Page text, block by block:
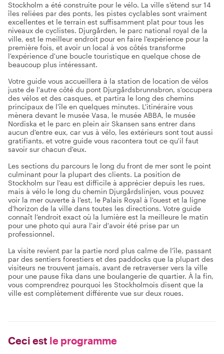
Stockholm a été construite pour le vélo. La ville s'étend sur 14
îles reliées par des ponts, les pistes cyclables sont vraiment
excellentes et le terrain est suffisamment plat pour tous les
niveaux de cyclistes. Djurgården, le parc national royal de la
ville, est le meilleur endroit pour en faire l'expérience pour la
première fois, et avoir un local à vos côtés transforme
l'expérience d'une boucle touristique en quelque chose de
beaucoup plus intéressant.
Votre guide vous accueillera à la station de location de vélos
juste de l'autre côté du pont Djurgårdsbrunnsbron, s'occupera
des vélos et des casques, et partira le long des chemins
principaux de l'île en quelques minutes. L'itinéraire vous
mènera devant le musée Vasa, le musée ABBA, le musée
Nordiska et le parc en plein air Skansen sans entrer dans
aucun d'entre eux, car vus à vélo, les extérieurs sont tout aussi
gratifiants, et votre guide vous racontera tout ce qu'il faut
savoir sur chacun d'eux.
Les sections du parcours le long du front de mer sont le point
culminant pour la plupart des clients. La position de
Stockholm sur l'eau est difficile à apprécier depuis les rues,
mais à vélo le long du chemin Djurgårdslinjen, vous pouvez
voir la mer ouverte à l'est, le Palais Royal à l'ouest et la ligne
d'horizon de la ville dans toutes les directions. Votre guide
connaît l'endroit exact où la lumière est la meilleure le matin
pour une photo qui aura l'air d'avoir été prise par un
professionnel.
La visite revient par la partie nord plus calme de l'île, passant
par des sentiers forestiers et des paddocks que la plupart des
visiteurs ne trouvent jamais, avant de retraverser vers la ville
pour une pause fika dans une boulangerie de quartier. À la fin,
vous comprendrez pourquoi les Stockholmois disent que la
ville est complètement différente vue sur deux roues.
Ceci est le programme